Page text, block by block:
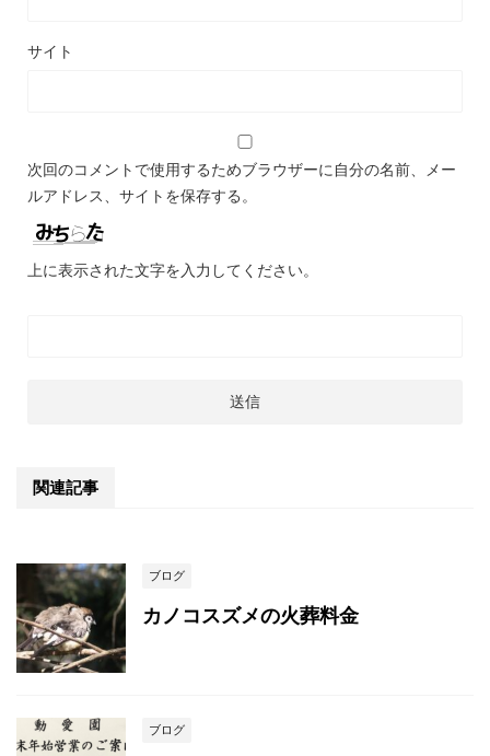
サイト
次回のコメントで使用するためブラウザーに自分の名前、メー
ルアドレス、サイトを保存する。
上に表示された文字を入力してください。
関連記事
ブログ
カノコスズメの火葬料金
ブログ